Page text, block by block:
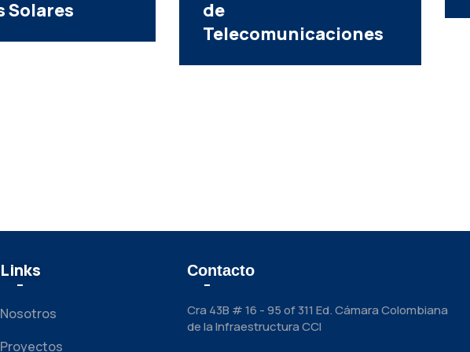
Links
Nosotros
Proyectos
Contacto
Cra 43B # 16 - 95 of 311 Ed. Cámara Colombiana
de la Infraestructura CCI